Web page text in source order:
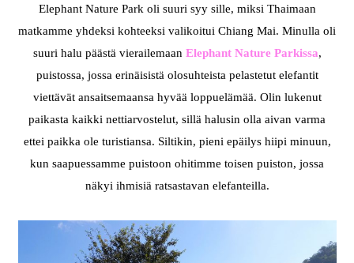
Elephant Nature Park oli suuri syy sille, miksi Thaimaan
matkamme yhdeksi kohteeksi valikoitui Chiang Mai. Minulla oli
suuri halu päästä vierailemaan Elephant Nature Parkissa,
puistossa, jossa erinäisistä olosuhteista pelastetut elefantit
viettävät ansaitsemaansa hyvää loppuelämää. Olin lukenut
paikasta kaikki nettiarvostelut, sillä halusin olla aivan varma
ettei paikka ole turistiansa. Siltikin, pieni epäilys hiipi minuun,
kun saapuessamme puistoon ohitimme toisen puiston, jossa
näkyi ihmisiä ratsastavan elefanteilla.